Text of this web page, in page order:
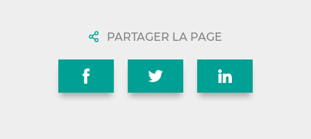
PARTAGER LA PAGE